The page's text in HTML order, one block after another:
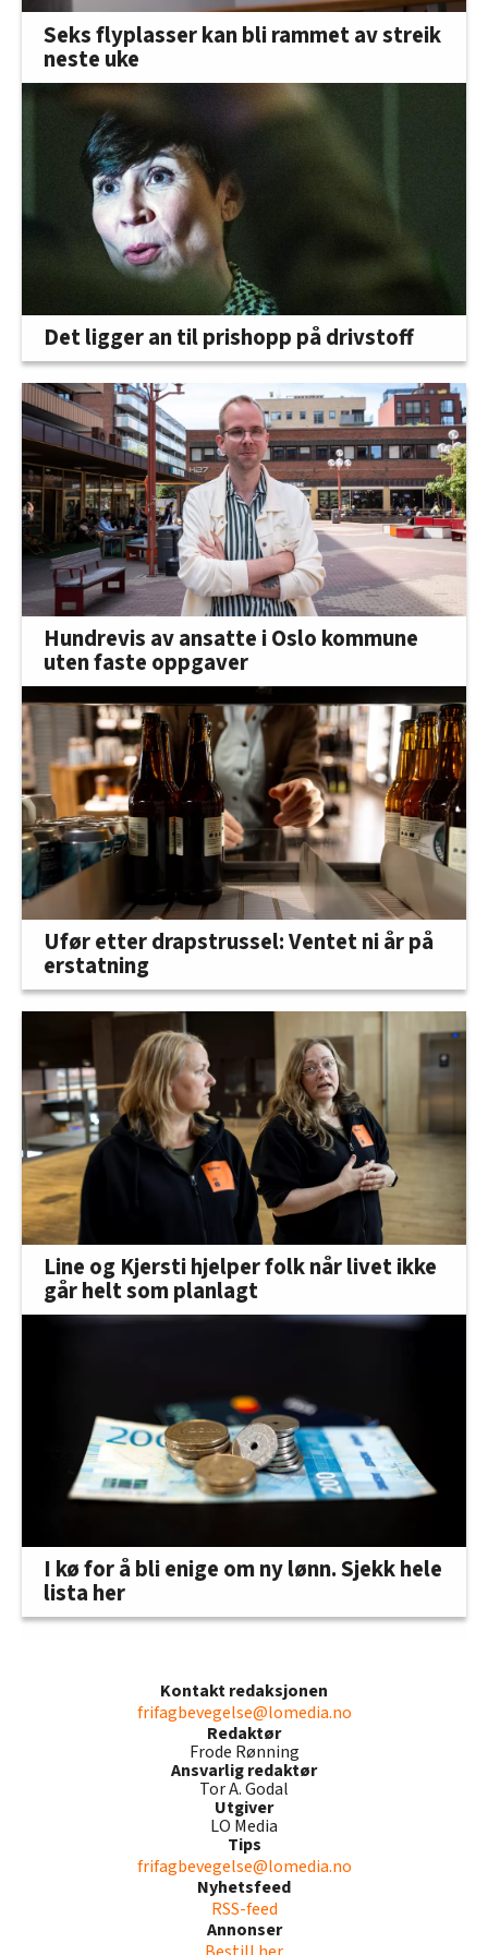
Seks flyplasser kan bli rammet av streik
neste uke
Det ligger an til prishopp på drivstoff
Hundrevis av ansatte i Oslo kommune
uten faste oppgaver
Ufør etter drapstrussel: Ventet ni år på
erstatning
Line og Kjersti hjelper folk når livet ikke
går helt som planlagt
I kø for å bli enige om ny lønn. Sjekk hele
lista her
Kontakt redaksjonen
frifagbevegelse@lomedia.no
Redaktør
Frode Rønning
Ansvarlig redaktør
Tor A. Godal
Utgiver
LO Media
Tips
frifagbevegelse@lomedia.no
Nyhetsfeed
RSS-feed
Annonser